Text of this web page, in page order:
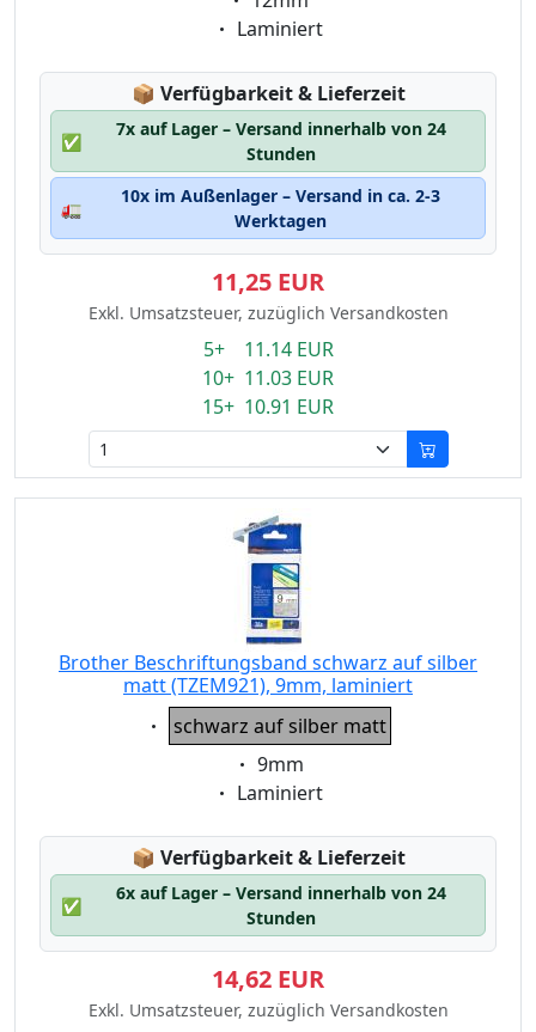
Eigenschaft:
Laminiert
📦 Lagerstatus:
Verfügbarkeit & Lieferzeit
✅
7x auf Lager – Versand innerhalb von 24
Stunden
🚛
10x im Außenlager – Versand in ca. 2-3
Werktagen
11,25 EUR
Exkl. Umsatzsteuer, zuzüglich Versandkosten
5+ 11.14 EUR
10+ 11.03 EUR
15+ 10.91 EUR
Brother Beschriftungsband schwarz auf silber
matt (TZEM921), 9mm, laminiert
Eigenschaft:
schwarz auf silber matt
Eigenschaft:
9mm
Eigenschaft:
Laminiert
📦 Lagerstatus:
Verfügbarkeit & Lieferzeit
✅
6x auf Lager – Versand innerhalb von 24
Stunden
14,62 EUR
Exkl. Umsatzsteuer, zuzüglich Versandkosten